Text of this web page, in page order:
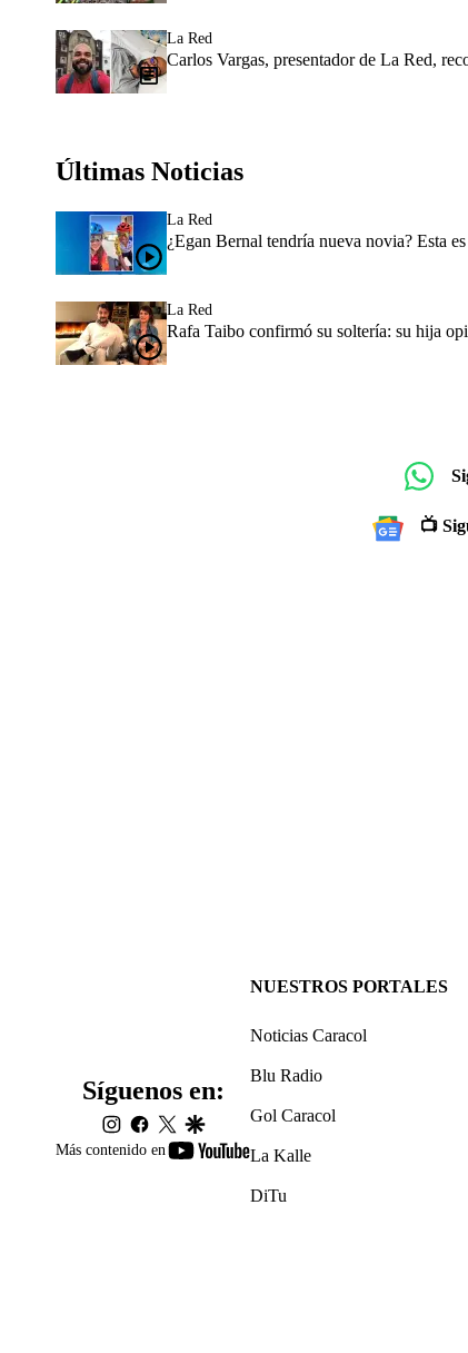
La Red
Carlos Vargas, presentador de La Red,
Últimas Noticias
La Red
¿Egan Bernal tendría nueva novia? Esta
La Red
Rafa Taibo confirmó su soltería: su hija
📺
Más contenido en
youtube-
Síguenos en:
instagram
facebook
twittergoogle
NUESTROS PORTALES
Noticias Caracol
Blu Radio
Gol Caracol
La Kalle
DiTu